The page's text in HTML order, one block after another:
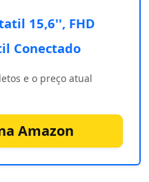
15,6'', FHD
Conectado
e o preço atual
Amazon